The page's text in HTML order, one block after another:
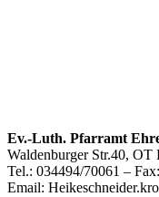
Footer
Inhalt
Ev.-Luth. Pfarramt
Waldenburger Str.40,
Tel.: 034494/70061 –
Email: